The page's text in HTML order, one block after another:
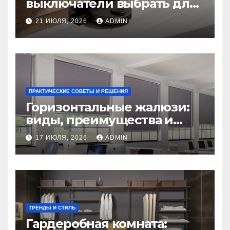
выключатели выбрать для
нового дома: советы
экспертов
21 ИЮЛЯ, 2026 ADMIN
ПРАКТИЧЕСКИЕ СОВЕТЫ И РЕШЕНИЯ
Горизонтальные жалюзи:
виды, преимущества и
советы по выбору
17 ИЮЛЯ, 2026 ADMIN
ТРЕНДЫ И СТИЛЬ
Гардеробная комната: